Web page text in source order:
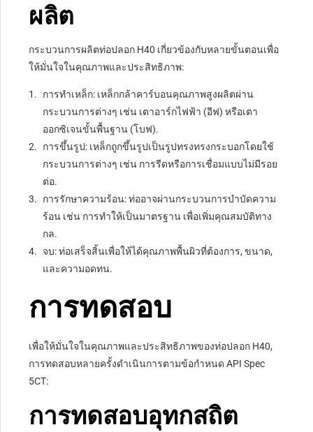
ผลิต
กระบวนการผลิตท่อปลอก H40 เกี่ยวข้องกับหลายขั้นตอนเพื่อ
ให้มั่นใจในคุณภาพและประสิทธิภาพ:
การทำเหล็ก: เหล็กกล้าคาร์บอนคุณภาพสูงผลิตผ่าน
กระบวนการต่างๆ เช่น เตาอาร์กไฟฟ้า (อีฟ) หรือเตา
ออกซิเจนขั้นพื้นฐาน (โบฟ).
การขึ้นรูป: เหล็กถูกขึ้นรูปเป็นรูปทรงทรงกระบอกโดยใช้
กระบวนการต่างๆ เช่น การรีดหรือการเชื่อมแบบไม่มีรอย
ต่อ.
การรักษาความร้อน: ท่ออาจผ่านกระบวนการบำบัดความ
ร้อน เช่น การทำให้เป็นมาตรฐาน เพื่อเพิ่มคุณสมบัติทาง
กล.
จบ: ท่อเสร็จสิ้นเพื่อให้ได้คุณภาพพื้นผิวที่ต้องการ, ขนาด,
และความอดทน.
การทดสอบ
เพื่อให้มั่นใจในคุณภาพและประสิทธิภาพของท่อปลอก H40,
การทดสอบหลายครั้งดำเนินการตามข้อกำหนด API Spec
5CT:
การทดสอบอุทกสถิต